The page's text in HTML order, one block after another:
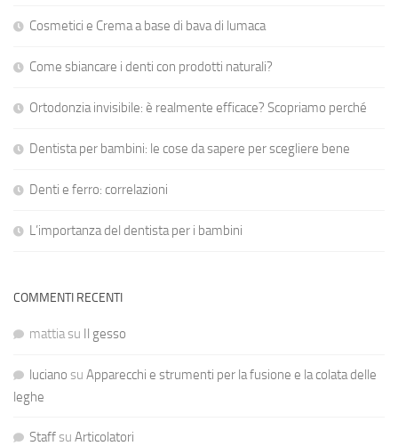
Cosmetici e Crema a base di bava di lumaca
Come sbiancare i denti con prodotti naturali?
Ortodonzia invisibile: è realmente efficace? Scopriamo perché
Dentista per bambini: le cose da sapere per scegliere bene
Denti e ferro: correlazioni
L’importanza del dentista per i bambini
COMMENTI RECENTI
mattiasu Il gesso
luciano su Apparecchi e strumenti per la fusione e la colata delle
leghe
Staffsu Articolatori